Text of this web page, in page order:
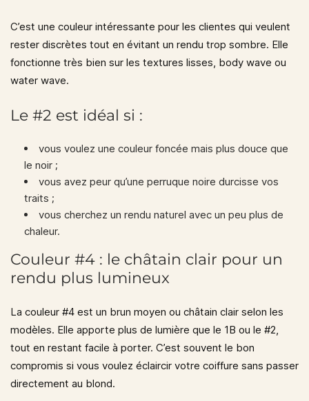
C’est une couleur intéressante pour les clientes qui veulent
rester discrètes tout en évitant un rendu trop sombre. Elle
fonctionne très bien sur les textures lisses, body wave ou
water wave.
Le #2 est idéal si :
vous voulez une couleur foncée mais plus douce que
le noir ;
vous avez peur qu’une perruque noire durcisse vos
traits ;
vous cherchez un rendu naturel avec un peu plus de
chaleur.
Couleur #4 : le châtain clair pour un
rendu plus lumineux
La couleur #4 est un brun moyen ou châtain clair selon les
modèles. Elle apporte plus de lumière que le 1B ou le #2,
tout en restant facile à porter. C’est souvent le bon
compromis si vous voulez éclaircir votre coiffure sans passer
directement au blond.